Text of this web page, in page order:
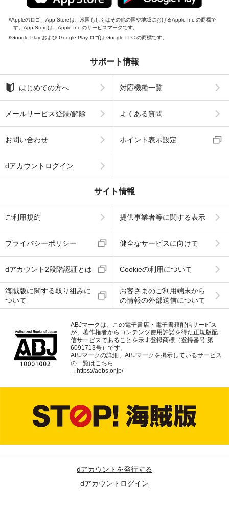
Appleのロゴ、App Storeは、米国もしくはその他の国や地域におけるApple Inc.の商標で
す。App Storeは、Apple Inc.のサービスマークです。
Google Play および Google Play ロゴは Google LLC の商標です。
サポート情報
はじめての方へ 対応機種一覧
メールサービス登録/解除 よくある質問
お問い合わせ ポイント表示設定
dアカウントログイン
サイト情報
ご利用規約 提供事業者等に関する表示
プライバシーポリシー 健全なサービスに向けて
dアカウント2段階認証とは Cookieの利用について
海賊版に関する取り組みに
ついて
お客さまのご利用端末から
の情報の外部送信について
ABJマークは、この電子書店・電子書籍配信サービス
が、著作権者からコンテンツ使用許諾を得た正規版配
信サービスであることを示す登録商標（登録番号 第
6091713号）です。
ABJマークの詳細、ABJマークを掲示しているサービス
の一覧はこちら
→ https://aebs.or.jp/
dアカウントを発行する
dアカウントログイン